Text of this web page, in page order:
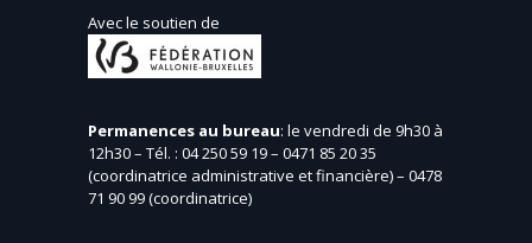
Avec le soutien de
Permanences au bureau: le vendredi de 9h30 à
12h30 – Tél. : 04 250 59 19 – 0471 85 20 35
(coordinatrice administrative et financière) – 0478
71 90 99 (coordinatrice)